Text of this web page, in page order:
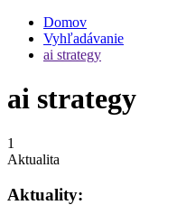
Domov
Vyhľadávanie
ai strategy
ai strategy
1
Aktualita
Aktuality: